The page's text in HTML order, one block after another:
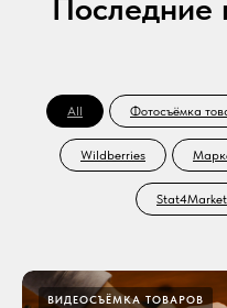
All Фотосъёмка
Wildberries
Stat4Market
ВИДЕОСЪЁМКА ТОВАРОВ